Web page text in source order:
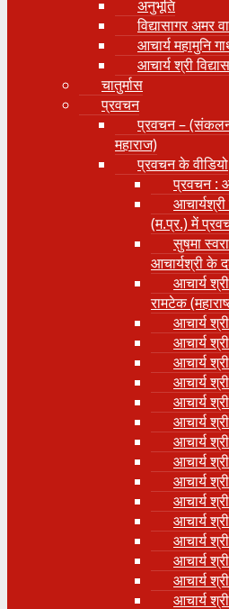
अनुभूति
विद्यासागर अमर
आचार्य महामुनि
आचार्य श्री
चातुर्मास
प्रवचन
प्रवचन – (संकलन
महाराज)
प्रवचन के वीडियो
प्रवचन :
आचार्यश्री
(म.प्र.) में
सुषमा
आचार्यश्री के
आचार्य
रामटेक
आचार्य
आचार्य
आचार्य
आचार्य
आचार्य
आचार्य
आचार्य
आचार्य
आचार्य
आचार्य
आचार्य
आचार्य
आचार्य
आचार्य
आचार्य